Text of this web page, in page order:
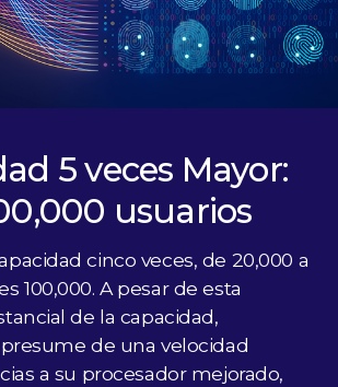
5 veces Mayor:
usuarios
cinco veces, de 20,000 a
100,000. A pesar de esta
de la capacidad,
de una velocidad
a su procesador mejorado,